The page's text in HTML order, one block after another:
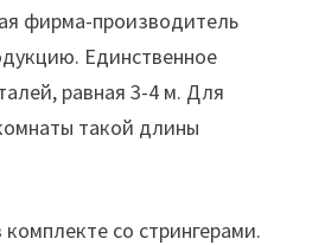
фирма-производитель
Единственное
равная 3-4 м. Для
такой длины
со стрингерами.